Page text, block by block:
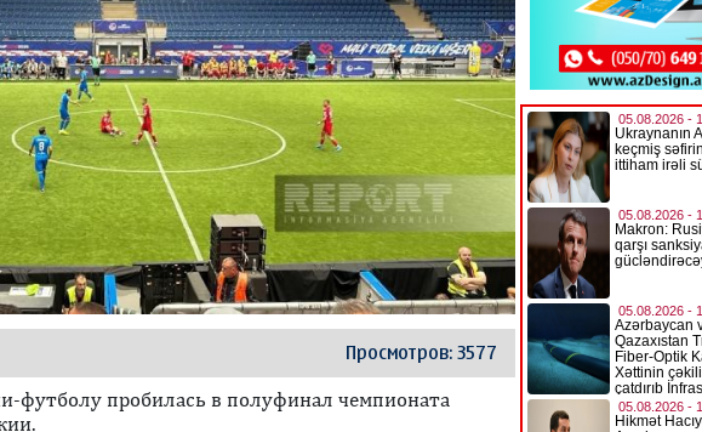
Просмотров: 3577
футболу пробилась в полуфинал чемпионата